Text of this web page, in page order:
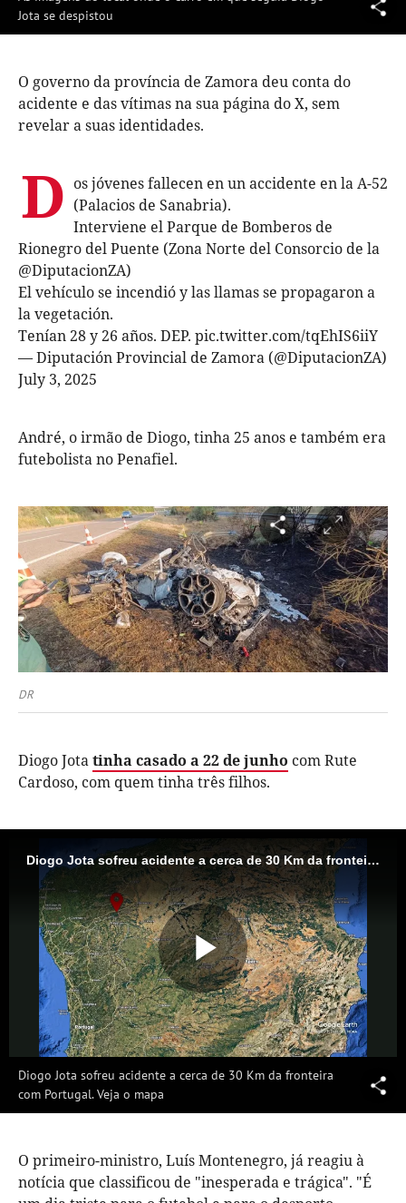
Jota se despistou
O governo da província de Zamora deu conta do
acidente e das vítimas na sua página do X, sem
revelar a suas identidades.
D os jóvenes fallecen en un accidente en la A-52
(Palacios de Sanabria).
Interviene el Parque de Bomberos de
Rionegro del Puente (Zona Norte del Consorcio de la
@DiputacionZA)
El vehículo se incendió y las llamas se propagaron a
la vegetación.
Tenían 28 y 26 años. DEP. pic.twitter.com/tqEhIS6iiY
— Diputación Provincial de Zamora (@DiputacionZA)
July 3, 2025
André, o irmão de Diogo, tinha 25 anos e também era
futebolista no Penafiel.
DR
Diogo Jotatinha casado a 22 de junho com Rute
Cardoso, com quem tinha três filhos.
Diogo Jota sofreu acidente a cerca de 30 Km da fronteira com Portugal. Veja o mapa
Vídeo
Diogo Jota sofreu acidente a cerca de 30 Km da fronteira
com Portugal. Veja o mapa
O primeiro-ministro, Luís Montenegro, já reagiu à
notícia que classificou de "inesperada e trágica". "É